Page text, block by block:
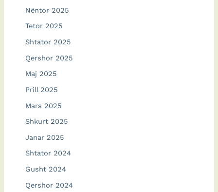
Nëntor 2025
Tetor 2025
Shtator 2025
Qershor 2025
Maj 2025
Prill 2025
Mars 2025
Shkurt 2025
Janar 2025
Shtator 2024
Gusht 2024
Qershor 2024